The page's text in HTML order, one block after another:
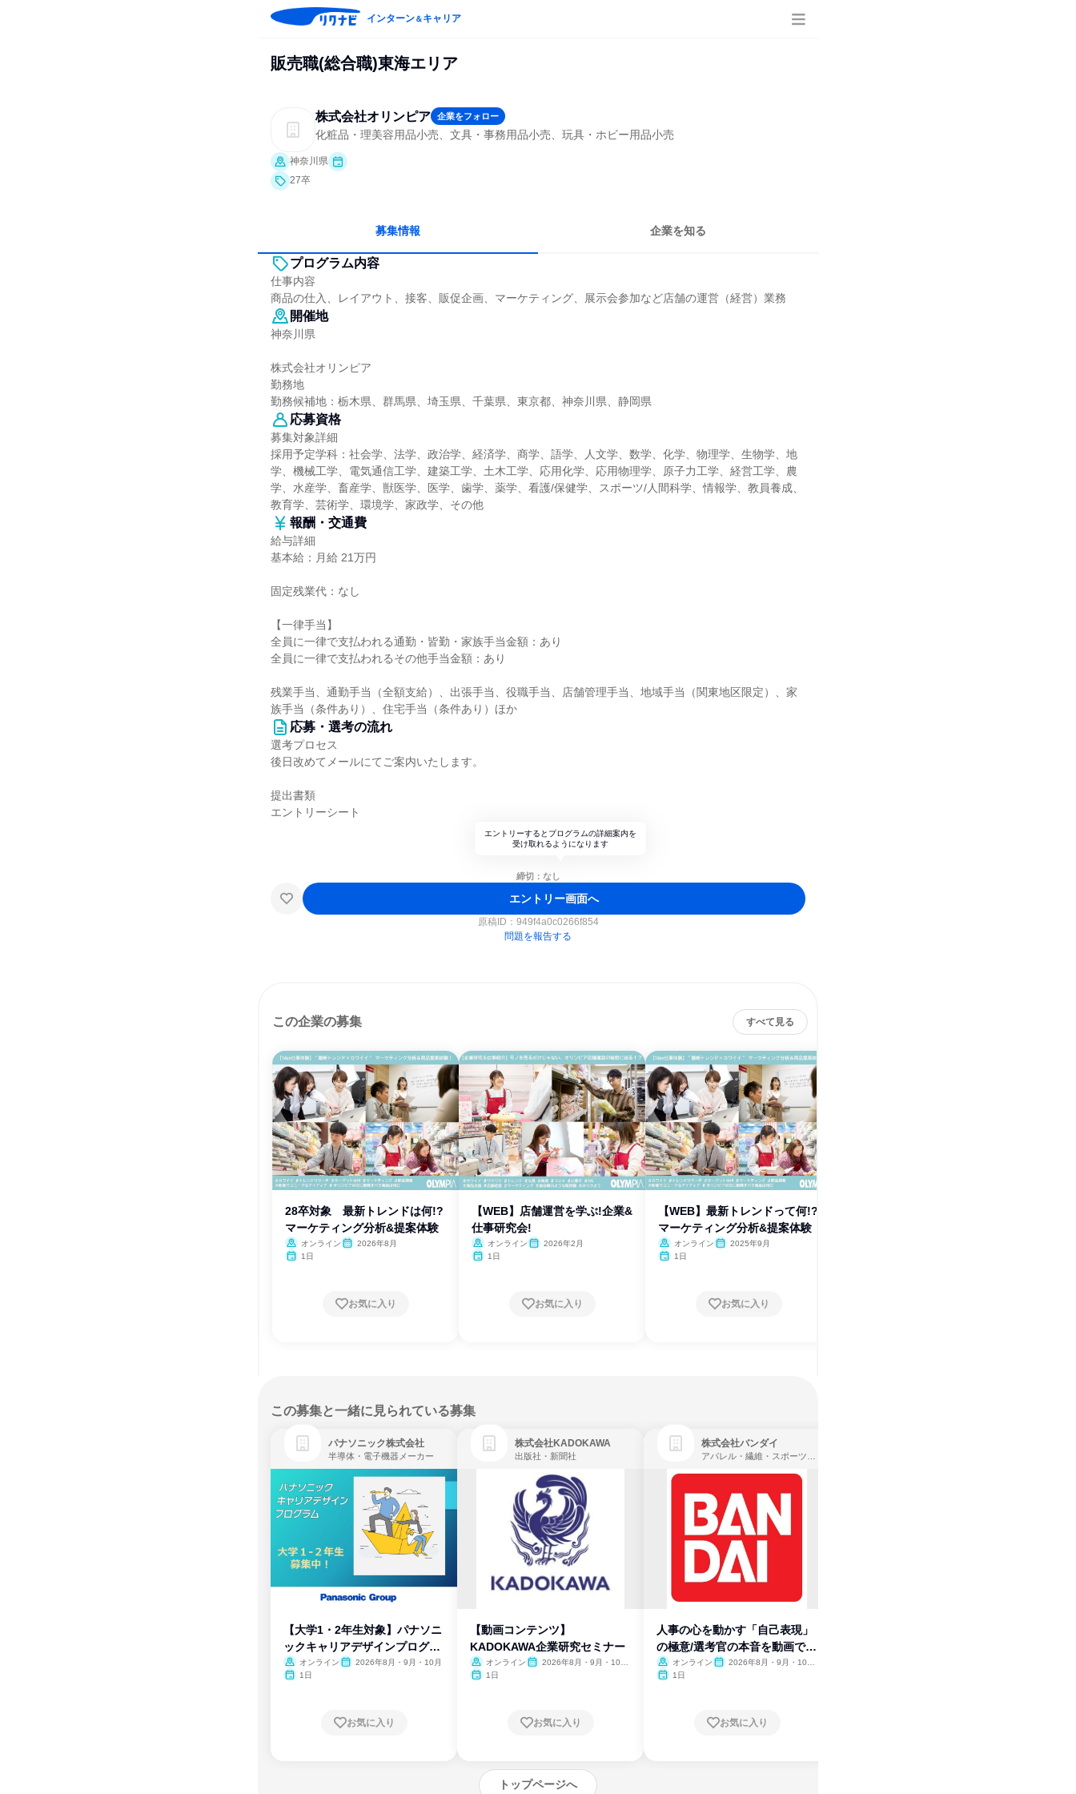
インターン＆キャリア
販売職(総合職)東海エリア
株式会社オリンピア 企業をフォロー
化粧品・理美容用品小売、文具・事務用品小売、玩具・ホビー用品小売
神奈川県
27卒
募集情報 企業を知る
プログラム内容
仕事内容
商品の仕入、レイアウト、接客、販促企画、マーケティング、展示会参加など店舗の運営（経営）業務
開催地
神奈川県
株式会社オリンピア
勤務地
勤務候補地：栃木県、群馬県、埼玉県、千葉県、東京都、神奈川県、静岡県
応募資格
募集対象詳細
採用予定学科：社会学、法学、政治学、経済学、商学、語学、人文学、数学、化学、物理学、生物学、地
学、機械工学、電気通信工学、建築工学、土木工学、応用化学、応用物理学、原子力工学、経営工学、農
学、水産学、畜産学、獣医学、医学、歯学、薬学、看護/保健学、スポーツ/人間科学、情報学、教員養成、
教育学、芸術学、環境学、家政学、その他
報酬・交通費
給与詳細
基本給：月給 21万円
固定残業代：なし
【一律手当】
全員に一律で支払われる通勤・皆勤・家族手当金額：あり
全員に一律で支払われるその他手当金額：あり
残業手当、通勤手当（全額支給）、出張手当、役職手当、店舗管理手当、地域手当（関東地区限定）、家
族手当（条件あり）、住宅手当（条件あり）ほか
応募・選考の流れ
選考プロセス
後日改めてメールにてご案内いたします。
提出書類
エントリーシート
エントリーするとプログラムの詳細案内を
受け取れるようになります
締切：なし
エントリー画面へ
原稿ID： 949f4a0c0266f854
問題を報告する
この企業の募集 すべて見る
28卒対象 最新トレンドは何!?
マーケティング分析&提案体験
オンライン
2026年8月
1日
お気に入り
【WEB】店舗運営を学ぶ!企業&
仕事研究会!
オンライン
2026年2月
1日
お気に入り
【WEB】最新トレンドって何!?
マーケティング分析&提案体験
オンライン
2025年9月
1日
お気に入り
この募集と一緒に見られている募集
パナソニック株式会社
半導体・電子機器メーカー
【大学1・2年生対象】パナソニ
ックキャリアデザインプログラ
ム
オンライン
2026年8月・9月・10月
1日
お気に入り
株式会社KADOKAWA
出版社・新聞社
【動画コンテンツ】
KADOKAWA企業研究セミナー
オンライン
2026年8月・9月・10
1日
お気に入り
株式会社バンダイ
アパレル・繊維・スポーツメーカー、製造・メーカー、ゲーム制作・販売
人事の心を動かす「自己表現」
の極意/選考官の本音を動画で公
開
オンライン
2026年8月・9月・10
1日
お気に入り
トップページへ